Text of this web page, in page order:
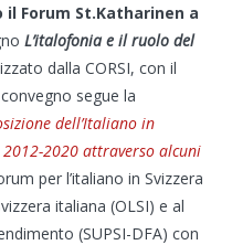
il Forum St.Katharinen a
L’italofonia e il ruolo del
dalla CORSI, con il
segue la
dell’Italiano in
2020 attraverso alcuni
per l’italiano in Svizzera
italiana (OLSI) e al
(SUPSI-DFA) con